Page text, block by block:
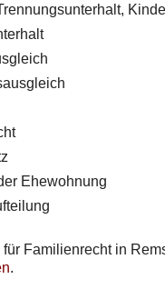
Ehewohnung
für Familienrecht in
.